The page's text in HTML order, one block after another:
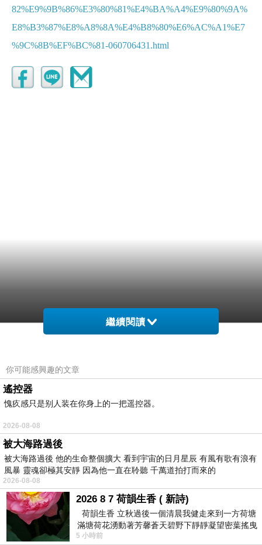
82%E9%9B%86%E3%80%81%E4%BA%A4%E9%80%9A%
E8%B3%87%E8%A8%8A%E4%B8%80%E6%AC%A1%E7
%9C%8B%EF%BC%81-060706431.html
繼續閱讀
你可能感興趣的文章
遙控器
愧疚感只是别人装在你身上的一把遥控器。
2026-08-08
被大海路過後
被大海路過後 他的生命整個擴大 看到宇宙的日月星辰 有風有歌有浪有
風暴 靈魂卻極其安靜 因為他一直在聆聽 千萬道拍打而來的
2026-08-08
2026 8 7 荷韻生香 ( 新詩)
荷韻生香 立秋過後一個清晨我健走來到一方荷塘
滿塘荷花湧動著芳馨蒼天碧野下靜靜凝望密葉搖曳
幽泉中復有蛙鳴嘓嘓水波裡搖曳
5 小時前